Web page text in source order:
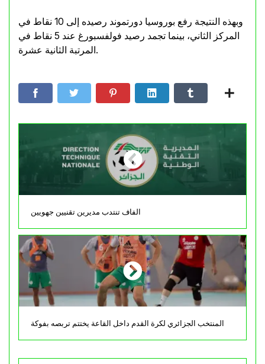
وبهذه النتيجة رفع بوروسيا دورتموند رصيده إلى 10 نقاط في
المركز الثاني، بينما تجمد رصيد فولفسبورغ عند 5 نقاط في
المرتبة الثانية عشرة.
الفاف تنتدب مديرين تقنيين جهويين
المنتخب الجزائري لكرة القدم داخل القاعة يختتم تربصه بفوكة